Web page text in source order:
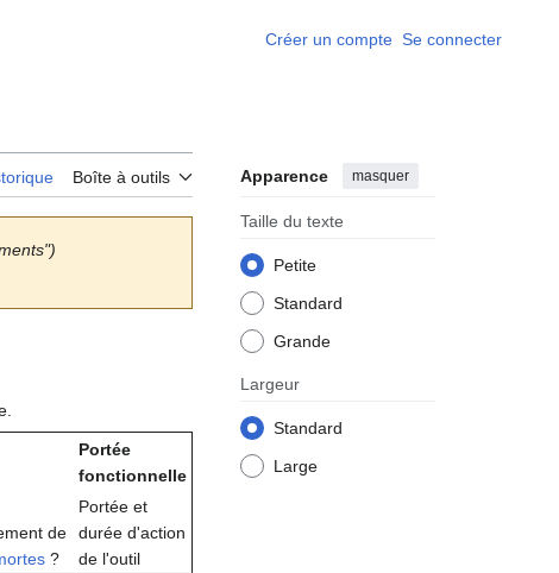
Créer un compte Se connecter
Boîte à outils Apparence masquer
Taille du texte
Petite
Standard
Grande
Largeur
Standard
Large
Portée
fonctionnelle
de
?
Portée et
durée d'action
de l'outil